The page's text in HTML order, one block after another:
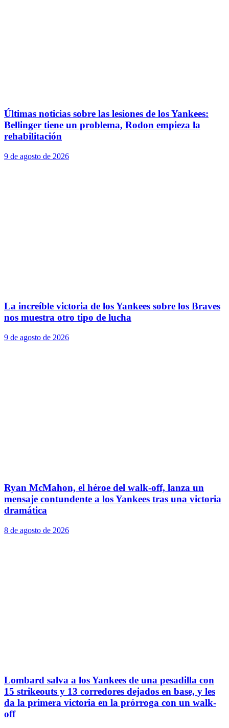
Últimas noticias sobre las lesiones de los Yankees:
Bellinger tiene un problema, Rodon empieza la
rehabilitación
9 de agosto de 2026
La increíble victoria de los Yankees sobre los Braves
nos muestra otro tipo de lucha
9 de agosto de 2026
Ryan McMahon, el héroe del walk-off, lanza un
mensaje contundente a los Yankees tras una victoria
dramática
8 de agosto de 2026
Lombard salva a los Yankees de una pesadilla con
15 strikeouts y 13 corredores dejados en base, y les
da la primera victoria en la prórroga con un walk-
off